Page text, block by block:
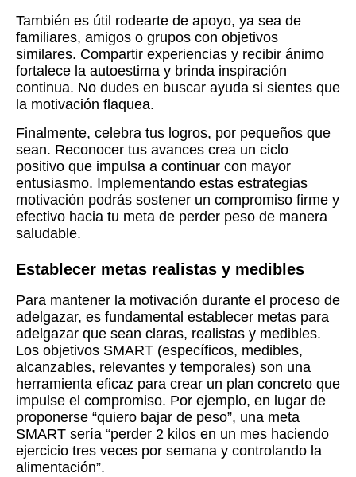
También es útil rodearte de apoyo, ya sea de
familiares, amigos o grupos con objetivos
similares. Compartir experiencias y recibir ánimo
fortalece la autoestima y brinda inspiración
continua. No dudes en buscar ayuda si sientes que
la motivación flaquea.
Finalmente, celebra tus logros, por pequeños que
sean. Reconocer tus avances crea un ciclo
positivo que impulsa a continuar con mayor
entusiasmo. Implementando estas estrategias
motivación podrás sostener un compromiso firme y
efectivo hacia tu meta de perder peso de manera
saludable.
Establecer metas realistas y medibles
Para mantener la motivación durante el proceso de
adelgazar, es fundamental establecer metas para
adelgazar que sean claras, realistas y medibles.
Los objetivos SMART (específicos, medibles,
alcanzables, relevantes y temporales) son una
herramienta eficaz para crear un plan concreto que
impulse el compromiso. Por ejemplo, en lugar de
proponerse “quiero bajar de peso”, una meta
SMART sería “perder 2 kilos en un mes haciendo
ejercicio tres veces por semana y controlando la
alimentación”.